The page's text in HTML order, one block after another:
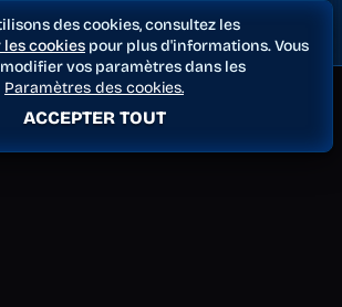
des cookies, consultez les
cookies pour plus d'informations. Vous
vos paramètres dans les
Paramètres des cookies.
ACCEPTER TOUT